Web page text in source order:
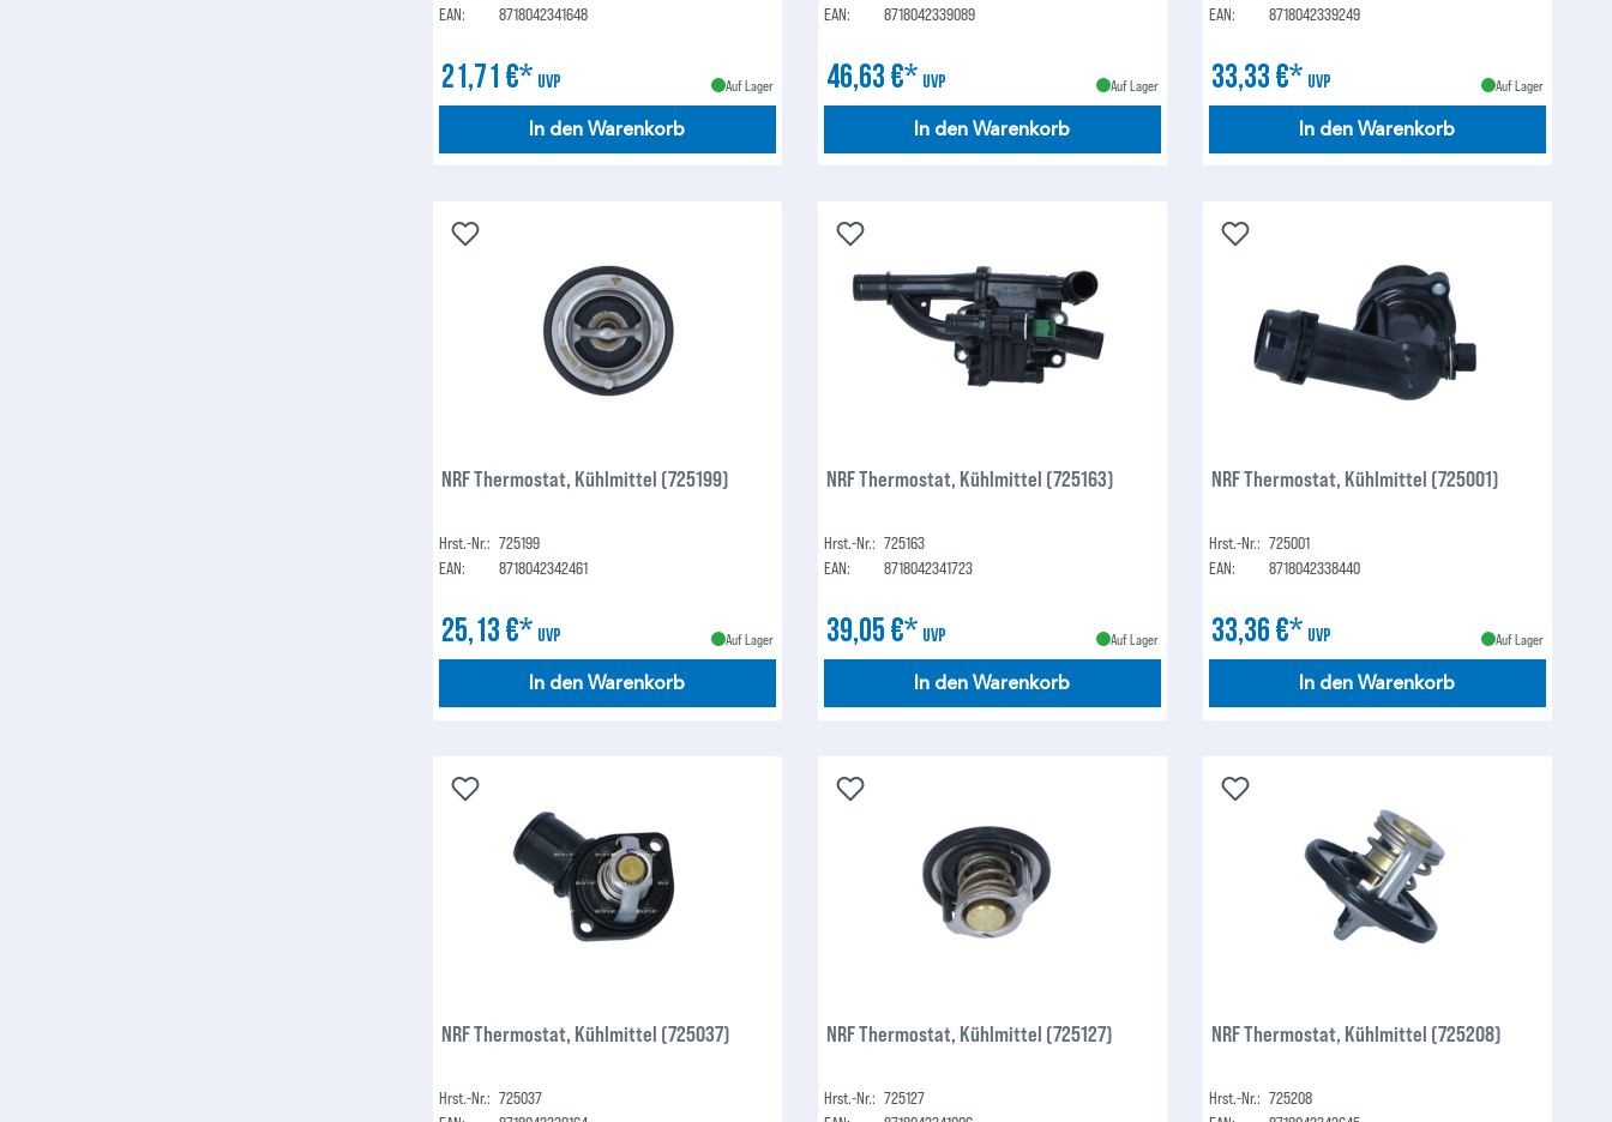
EAN:
8718042341648
21,71 €* UVP Auf Lager
In den Warenkorb
EAN:
8718042339089
46,63 €* UVP Auf Lager
In den Warenkorb
EAN:
8718042339249
33,33 €* UVP Auf Lager
In den Warenkorb
NRF Thermostat, Kühlmittel (725199)
Hrst.-Nr.: 725199
EAN:
8718042342461
25,13 €* UVP Auf Lager
In den Warenkorb
NRF Thermostat, Kühlmittel (725163)
Hrst.-Nr.: 725163
EAN:
8718042341723
39,05 €* UVP Auf Lager
In den Warenkorb
NRF Thermostat, Kühlmittel (725001)
Hrst.-Nr.: 725001
EAN:
8718042338440
33,36 €* UVP Auf Lager
In den Warenkorb
NRF Thermostat, Kühlmittel (725037)
Hrst.-Nr.: 725037
NRF Thermostat, Kühlmittel (725127)
Hrst.-Nr.: 725127
NRF Thermostat, Kühlmittel (725208)
Hrst.-Nr.: 725208